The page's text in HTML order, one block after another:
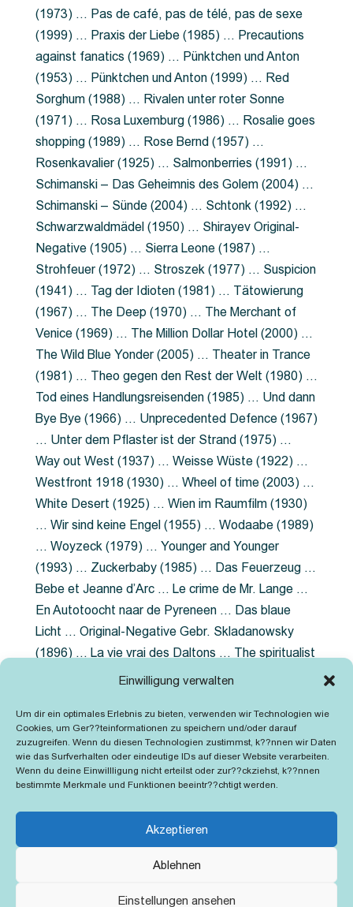
Einwilligung verwalten
Um dir ein optimales Erlebnis zu bieten, verwenden wir Technologien wie
Cookies, um Ger??teinformationen zu speichern und/oder darauf
zuzugreifen. Wenn du diesen Technologien zustimmst, k??nnen wir Daten
wie das Surfverhalten oder eindeutige IDs auf dieser Website verarbeiten.
Wenn du deine Einwillligung nicht erteilst oder zur??ckziehst, k??nnen
bestimmte Merkmale und Funktionen beeintr??chtigt werden.
Akzeptieren
Ablehnen
Einstellungen ansehen
(1973) … Pas de café, pas de télé, pas de sexe
(1999) … Praxis der Liebe (1985) … Precautions
against fanatics (1969) … Pünktchen und Anton
(1953) … Pünktchen und Anton (1999) … Red
Sorghum (1988) … Rivalen unter roter Sonne
(1971) … Rosa Luxemburg (1986) … Rosalie goes
shopping (1989) … Rose Bernd (1957) …
Rosenkavalier (1925) … Salmonberries (1991) …
Schimanski – Das Geheimnis des Golem (2004) …
Schimanski – Sünde (2004) … Schtonk (1992) …
Schwarzwaldmädel (1950) … Shirayev Original-
Negative (1905) … Sierra Leone (1987) …
Strohfeuer (1972) … Stroszek (1977) … Suspicion
(1941) … Tag der Idioten (1981) … Tätowierung
(1967) … The Deep (1970) … The Merchant of
Venice (1969) … The Million Dollar Hotel (2000) …
The Wild Blue Yonder (2005) … Theater in Trance
(1981) … Theo gegen den Rest der Welt (1980) …
Tod eines Handlungsreisenden (1985) … Und dann
Bye Bye (1966) … Unprecedented Defence (1967)
… Unter dem Pflaster ist der Strand (1975) …
Way out West (1937) … Weisse Wüste (1922) …
Westfront 1918 (1930) … Wheel of time (2003) …
White Desert (1925) … Wien im Raumfilm (1930)
… Wir sind keine Engel (1955) … Wodaabe (1989)
… Woyzeck (1979) … Younger and Younger
(1993) … Zuckerbaby (1985) … Das Feuerzeug …
Bebe et Jeanne d’Arc … Le crime de Mr. Lange …
En Autotoocht naar de Pyreneen … Das blaue
Licht … Original-Negative Gebr. Skladanowsky
(1896) … La vie vrai des Daltons … The spiritualist
photographer … Feuer im Fjord … The Song of the
Grubenlampe … Tolstoy … Grün ist die Heide …
Lady Hamilton … Mütter verzaget nicht …
Ruttmann Werbefilme